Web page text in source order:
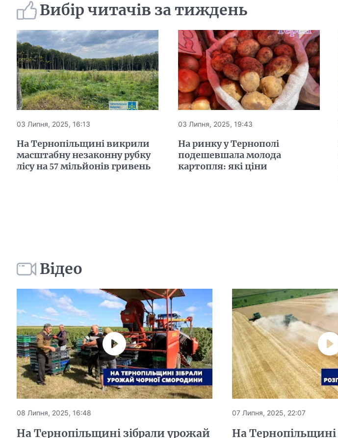
Вибір читачів за тиждень
03 Липня, 2025, 16:13
На Тернопільщині викрили
масштабну незаконну рубку
лісу на 57 мільйонів гривень
03 Липня, 2025, 19:43
На ринку у Тернополі
подешевшала молода
картопля: які ціни
Відео
08 Липня, 2025, 16:48
На Тернопільщині зібрали урожай
07 Липня, 2025, 22:07
На